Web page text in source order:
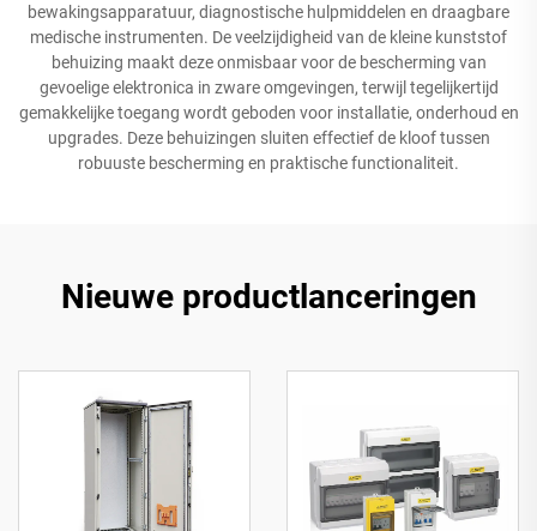
bewakingsapparatuur, diagnostische hulpmiddelen en draagbare
medische instrumenten. De veelzijdigheid van de kleine kunststof
behuizing maakt deze onmisbaar voor de bescherming van
gevoelige elektronica in zware omgevingen, terwijl tegelijkertijd
gemakkelijke toegang wordt geboden voor installatie, onderhoud en
upgrades. Deze behuizingen sluiten effectief de kloof tussen
robuuste bescherming en praktische functionaliteit.
Nieuwe productlanceringen